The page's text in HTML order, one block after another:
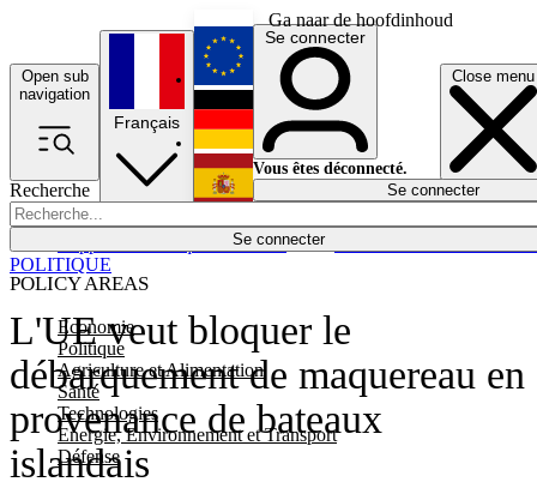
Ga naar de hoofdinhoud
Open sub
navigation
Close menu
Recherche
Se connecter
POLICY AREAS
Economie
Politique
Agriculture et Alimentation
Santé
Technologies
Energie, Environnement et Transport
Défense
Économie
Français
English
Deutsch
Español
Se connecter
Vous êtes déconnecté.
Se connecter
L'UE veut bloquer le
débarquement de maquereau en
provenance de bateaux
islandais
POLITIQUE